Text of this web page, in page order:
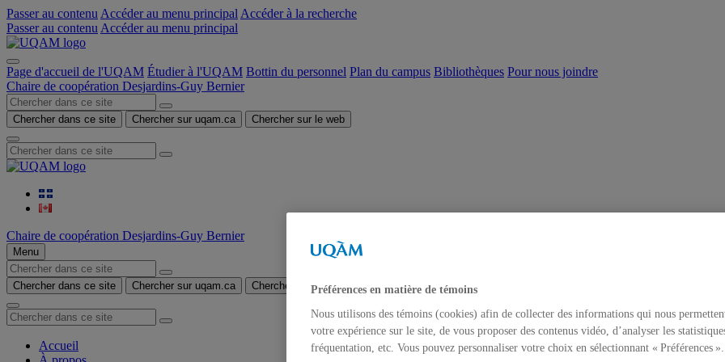
Passer au contenu Accéder au menu principal Accéder à la recherche
Passer au contenu Accéder au menu principal
Page d'accueil de l'UQAM Étudier à l'UQAM Bottin du personnel Plan du campus Bibliothèques Pour nous joindre
Chaire de coopération Desjardins-Guy Bernier
Chercher dans ce site Chercher sur uqam.ca Chercher sur le web
Chaire de coopération Desjardins-Guy Bernier
Menu
Chercher dans ce site Chercher sur uqam.ca Chercher sur le web
Accueil
Préférences en matière de témoins
Nous utilisons des témoins (cookies) afin de collecter des informations qui nous
votre expérience sur le site, de vous proposer des contenus vidéo, d’analyser les
fréquentation, etc. Vous pouvez personnaliser votre choix en sélectionnant « Préférences ».